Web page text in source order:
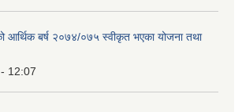
आर्थिक बर्ष २०७४/०७५ स्वीकृत भएका योजना तथा
12:07